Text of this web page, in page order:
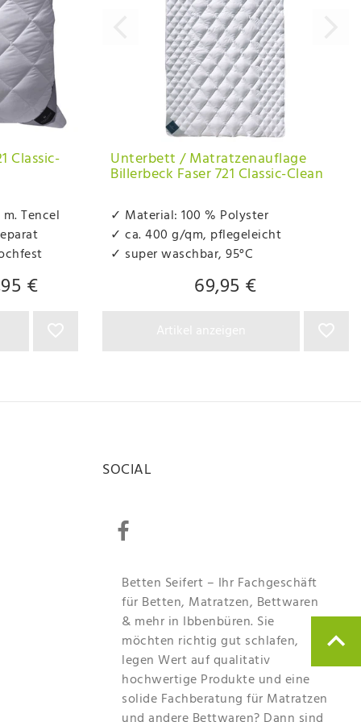
Classic-
Tencel
€
Unterbett / Matratzenauflage
Billerbeck Faser 721 Classic-Clean
✓ Material: 100 % Polyster
✓ ca. 400 g/qm, pflegeleicht
✓ super waschbar, 95°C
69,95 €
SOCIAL
Betten Seifert – Ihr Fachgeschäft
für Betten, Matratzen, Bettwaren
& mehr in Ibbenbüren. Sie
möchten richtig gut schlafen,
legen Wert auf qualitativ
hochwertige Produkte und eine
solide Fachberatung für Matratzen